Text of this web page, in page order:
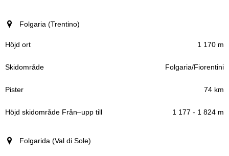
Folgaria (Trentino)
1 170 m
Folgaria/Fiorentini
74 km
1 177 - 1 824 m
Folgarida (Val di Sole)